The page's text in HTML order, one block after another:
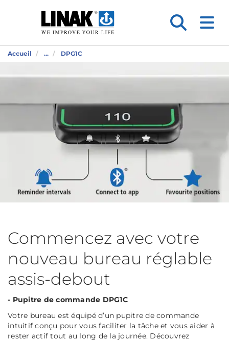
Accueil ... DPG1C
Commencez avec votre
nouveau bureau réglable
assis-debout
- Pupitre de commande DPG1C
Votre bureau est équipé d’un pupitre de commande
intuitif conçu pour vous faciliter la tâche et vous aider à
rester actif tout au long de la journée. Découvrez